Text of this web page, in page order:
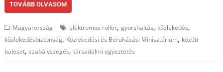
TOVÁBB OLVASOM
Magyarország elektromos roller,gyorshajtás, közlekedés,
közlekedésbiztonság, Közlekedési és Beruházási Minisztérium, közúti
baleset,szabályszegés,társadalmi egyeztetés